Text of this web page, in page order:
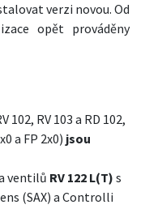
verzi novou. Od
opět prováděny
102, RV 103 a RD 102,
a FP 2x0) jsou
ventilů RV 122 L(T) s
(SAX) a Controlli